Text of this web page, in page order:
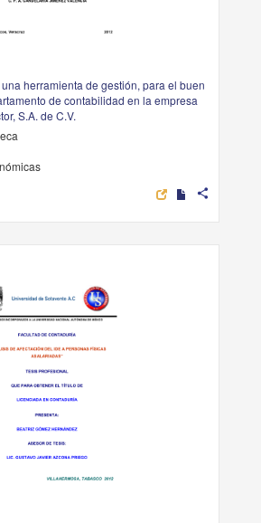
herramienta de gestión, para el buen
de contabilidad en la empresa
S.A. de C.V.
share